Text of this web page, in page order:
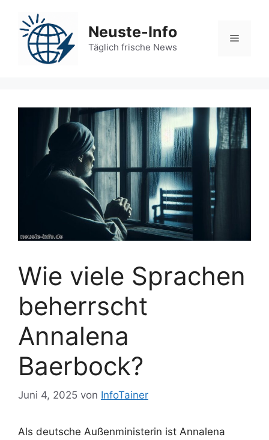
Inhalt
springen
Neuste-Info
Täglich frische News
Menü
Wie viele Sprachen
beherrscht
Annalena
Baerbock?
Juni 4, 2025 von InfoTainer
Als deutsche Außenministerin ist Annalena